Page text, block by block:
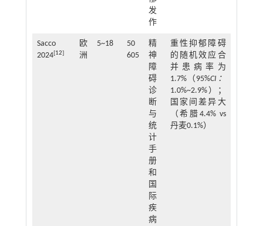
发
作
Sacco
2024[12]
欧
洲
5~18
50
605
精
神
障
碍
诊
断
与
统
计
手
册
和
国
际
疾
病
重性抑郁障碍
的随机效应合
并患病率为
1.7%（95%CI：
1.0%~2.9%）；
国家间差异大
（希腊4.4% vs
丹麦0.1%）